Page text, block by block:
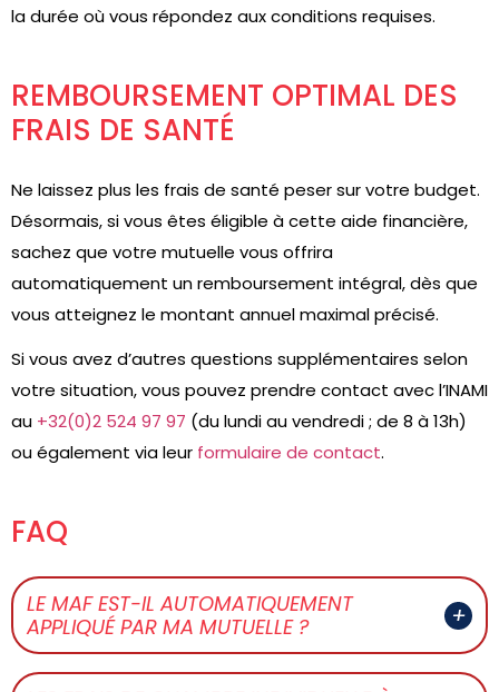
la durée où vous répondez aux conditions requises.
REMBOURSEMENT OPTIMAL DES
FRAIS DE SANTÉ
Ne laissez plus les frais de santé peser sur votre budget.
Désormais, si vous êtes éligible à cette aide financière,
sachez que votre mutuelle vous offrira
automatiquement un remboursement intégral, dès que
vous atteignez le montant annuel maximal précisé.
Si vous avez d’autres questions supplémentaires selon
votre situation, vous pouvez prendre contact avec l’INAMI
au +32(0)2 524 97 97 (du lundi au vendredi ; de 8 à 13h)
ou également via leur formulaire de contact.
FAQ
LE MAF EST-IL AUTOMATIQUEMENT
APPLIQUÉ PAR MA MUTUELLE ?